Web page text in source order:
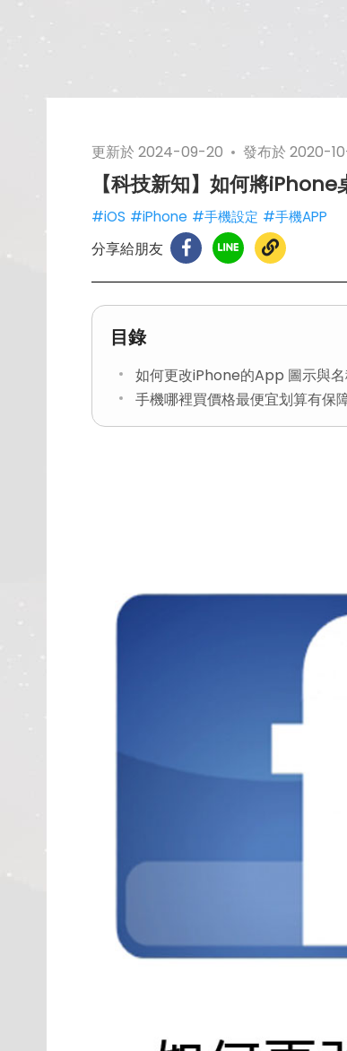
更新於 2024-09-20 發布於 2020-
【科技新知】如何將
#iOS #iPhone #手機設定 #手機APP
分享給朋友
目錄
如何更改iPhone的App 圖示與名
手機哪裡買價格最便宜划算有保